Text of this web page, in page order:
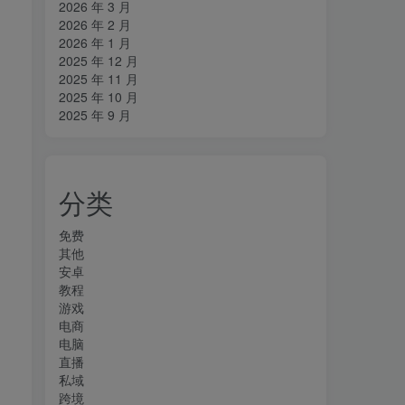
2026 年 3 月
2026 年 2 月
2026 年 1 月
2025 年 12 月
2025 年 11 月
2025 年 10 月
2025 年 9 月
分类
免费
其他
安卓
教程
游戏
电商
电脑
直播
私域
跨境